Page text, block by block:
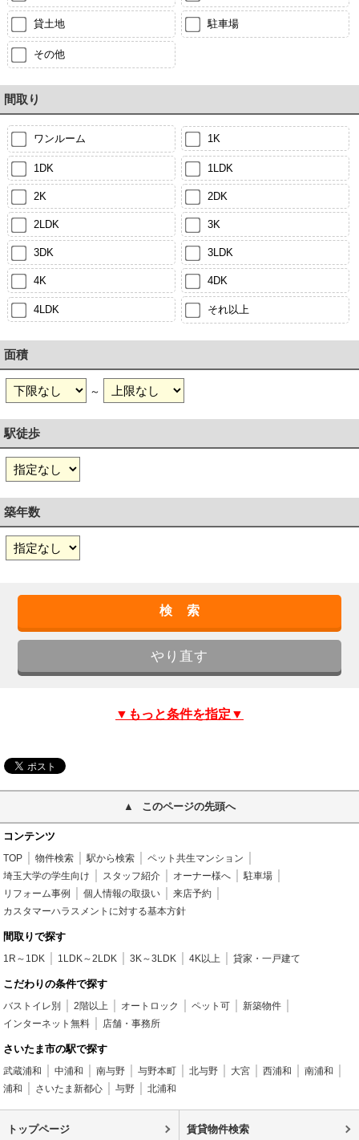
貸土地 駐車場
その他
間取り
ワンルーム 1K
1DK 1LDK
2K 2DK
2LDK 3K
3DK 3LDK
4K 4DK
4LDK それ以上
面積
～
駅徒歩
築年数
▼もっと条件を指定▼
このページの先頭へ
コンテンツ
TOP 物件検索 駅から検索
ペット共生マンション
埼玉大学の学生向け
スタッフ紹介 オーナー様へ
駐車場
リフォーム事例
個人情報の取扱い
来店予約
カスタマーハラスメントに対する基本方針
間取りで探す
1R～1DK 1LDK～2LDK 3K～3LDK 4K以上 貸家・一戸建て
こだわりの条件で探す
バストイレ別 2階以上 オートロック ペット可
新築物件
インターネット無料
店舗・事務所
さいたま市の駅で探す
武蔵浦和 中浦和 南与野 与野本町 北与野 大宮 西浦和
南浦和
浦和
さいたま新都心 与野 北浦和
トップページ 賃貸物件検索